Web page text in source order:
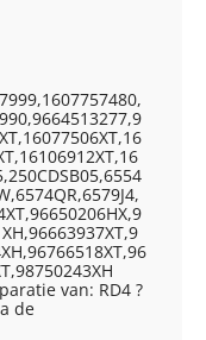
van: RD4 ?
de